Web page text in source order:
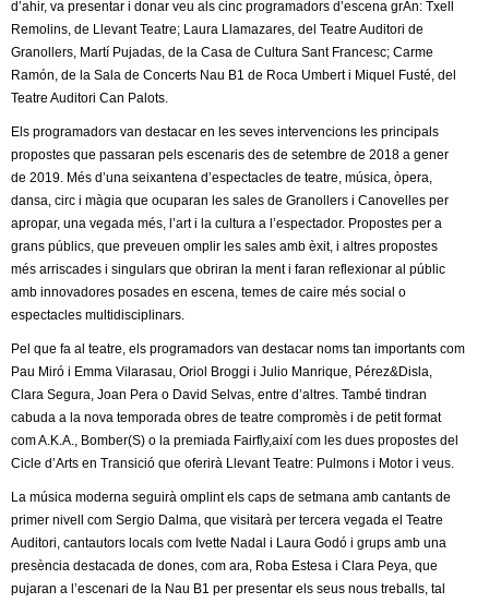
d’ahir, va presentar i donar veu als cinc programadors d’escena grAn: Txell
Remolins, de Llevant Teatre; Laura Llamazares, del Teatre Auditori de
Granollers, Martí Pujadas, de la Casa de Cultura Sant Francesc; Carme
Ramón, de la Sala de Concerts Nau B1 de Roca Umbert i Miquel Fusté, del
Teatre Auditori Can Palots.
Els programadors van destacar en les seves intervencions les principals
propostes que passaran pels escenaris des de setembre de 2018 a gener
de 2019. Més d’una seixantena d’espectacles de teatre, música, òpera,
dansa, circ i màgia que ocuparan les sales de Granollers i Canovelles per
apropar, una vegada més, l’art i la cultura a l’espectador. Propostes per a
grans públics, que preveuen omplir les sales amb èxit, i altres propostes
més arriscades i singulars que obriran la ment i faran reflexionar al públic
amb innovadores posades en escena, temes de caire més social o
espectacles multidisciplinars.
Pel que fa al teatre, els programadors van destacar noms tan importants com
Pau Miró i Emma Vilarasau, Oriol Broggi i Julio Manrique, Pérez&Disla,
Clara Segura, Joan Pera o David Selvas, entre d’altres. També tindran
cabuda a la nova temporada obres de teatre compromès i de petit format
com A.K.A., Bomber(S) o la premiada Fairfly,així com les dues propostes del
Cicle d’Arts en Transició que oferirà Llevant Teatre: Pulmons i Motor i veus.
La música moderna seguirà omplint els caps de setmana amb cantants de
primer nivell com Sergio Dalma, que visitarà per tercera vegada el Teatre
Auditori, cantautors locals com Ivette Nadal i Laura Godó i grups amb una
presència destacada de dones, com ara, Roba Estesa i Clara Peya, que
pujaran a l’escenari de la Nau B1 per presentar els seus nous treballs, tal